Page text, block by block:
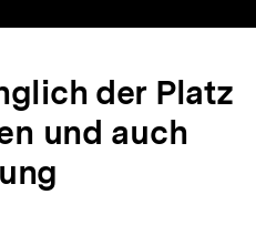
der Platz
und auch